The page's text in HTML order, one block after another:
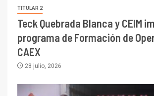
TITULAR 2
Teck Quebrada Blanca y CEIM
programa de Formación de
CAEX
28 julio, 2026